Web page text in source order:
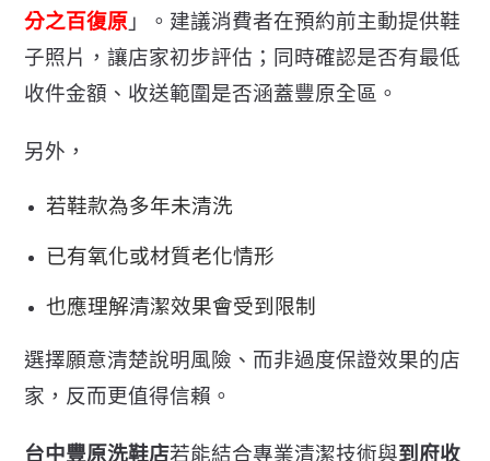
分之百復原 」。 建議消費者在預約前主動提供鞋
子照片，讓店家初步評估； 同時確認是否有最低
收件金額、收送範圍是否涵蓋豐原全區。
另外，
若鞋款為多年未清洗
已有氧化或材質老化情形
也應理解清潔效果會受到限制
選擇願意清楚說明風險、 而非過度保證效果的店
家，反而更值得信賴。
台中豐原洗鞋店若能結合專業清潔技術與到府收